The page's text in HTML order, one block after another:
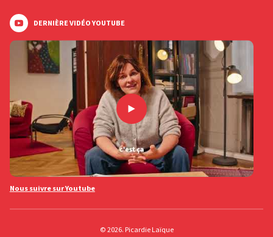
DERNIÈRE VIDÉO YOUTUBE
Nous suivre sur Youtube
© 2026. Picardie Laïque